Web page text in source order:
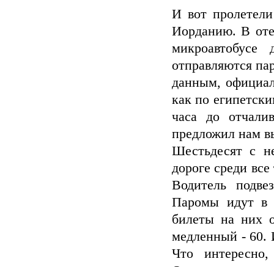
И вот
Иорданию. В
отправляются
данным,
как по
часа до
предложил нам
Шестьдесят с
дороге среди
Водитель
Паромы идут в
билеты на них
медленный - 60.
Что